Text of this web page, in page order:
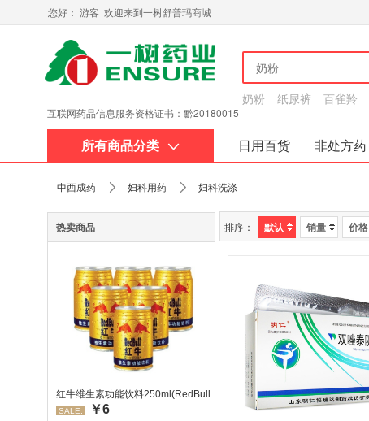
您好： 游客 欢迎来到一树舒普玛商城
互联网药品信息服务资格证书：黔20180015
奶粉 纸尿裤 百雀羚
所有商品分类 日用百货 非处方药
中西成药 妇科用药 妇科洗涤
热卖商品
红牛维生素功能饮料250ml(RedBull/红牛)
SALE: ￥6
排序： 默认 销量 价格